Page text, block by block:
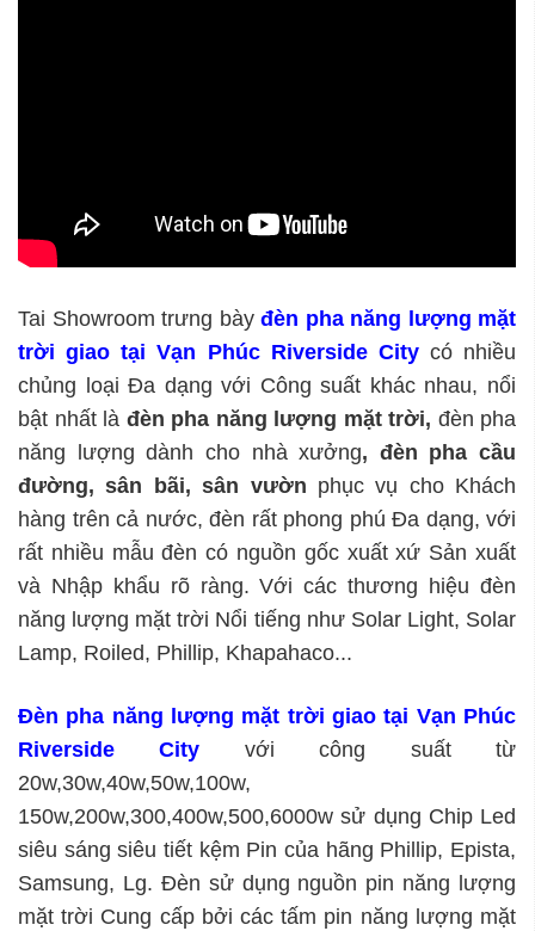
Tai Showroom trưng bày đèn pha năng lượng mặt
trời giao tại Vạn Phúc Riverside Citycó nhiều
chủng loại Đa dạng với Công suất khác nhau, nổi
bật nhất là đèn pha năng lượng mặt trời, đèn pha
năng lượng dành cho nhà xưởng, đèn pha cầu
đường, sân bãi, sân vườn phục vụ cho Khách
hàng trên cả nước, đèn rất phong phú Đa dạng, với
rất nhiều mẫu đèn có nguồn gốc xuất xứ Sản xuất
và Nhập khẩu rõ ràng. Với các thương hiệu đèn
năng lượng mặt trời Nổi tiếng như Solar Light, Solar
Lamp, Roiled, Phillip, Khapahaco...
Đèn pha năng lượng mặt trời giao tại Vạn Phúc
Riverside City với công suất từ
20w,30w,40w,50w,100w,
150w,200w,300,400w,500,6000w sử dụng Chip Led
siêu sáng siêu tiết kệm Pin của hãng Phillip, Epista,
Samsung, Lg. Đèn sử dụng nguồn pin năng lượng
mặt trời Cung cấp bởi các tấm pin năng lượng mặt